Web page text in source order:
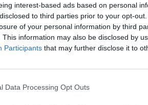
interest-based ads based on personal
to third parties prior to your opt-
of your personal information by third
This information may also be disclosed by
Participants that may further disclose it to
Data Processing Opt Outs